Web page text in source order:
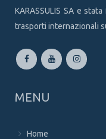
KARASSULIS SA e
trasporti internazionali
MENU
Home